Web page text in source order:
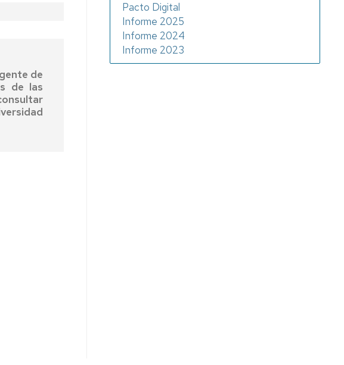
de
de las
Pacto Digital
Informe 2025
Informe 2024
Informe 2023